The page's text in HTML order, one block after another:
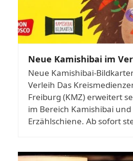
Neue Kamishibai im
Neue Kamishibai-
Verleih Das
Freiburg (KMZ) erweitert
im Bereich Kamishibai und
Erzählschiene. Ab sofort